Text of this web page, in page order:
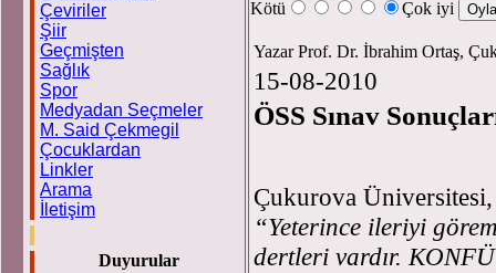
Çeviriler
Şiir
Geçmişten
Sağlık
Spor
Medyadan Seçmeler
M. Said Çekmegil
Çocuklardan
Linkler
Arama
İletişim
Duyurular
Kötü
Çok iyi
Yazar Prof. Dr. İbrahim Ortaş,
15-08-2010
ÖSS Sınav
Çukurova
“Yeterince ileriyi
dertleri vardır.